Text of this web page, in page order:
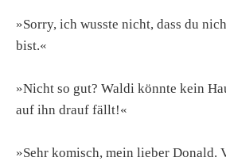
»Sorry, ich wusste nicht, dass du
bist.«
»Nicht so gut? Waldi könnte kein
auf ihn drauf fällt!«
»Sehr komisch, mein lieber Donald.